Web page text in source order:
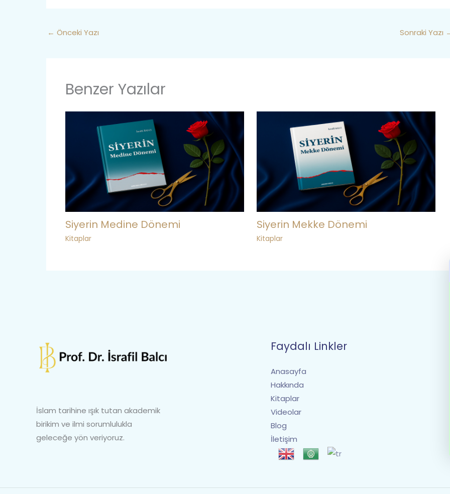
← Önceki Yazı Sonraki Yazı
Benzer Yazılar
Siyerin Medine Dönemi
Kitaplar
Siyerin Mekke Dönemi
Kitaplar
İslam tarihine ışık tutan akademik
birikim ve ilmi sorumlulukla
geleceğe yön veriyoruz.
Faydalı Linkler
Anasayfa
Hakkında
Kitaplar
Videolar
Blog
İletişim